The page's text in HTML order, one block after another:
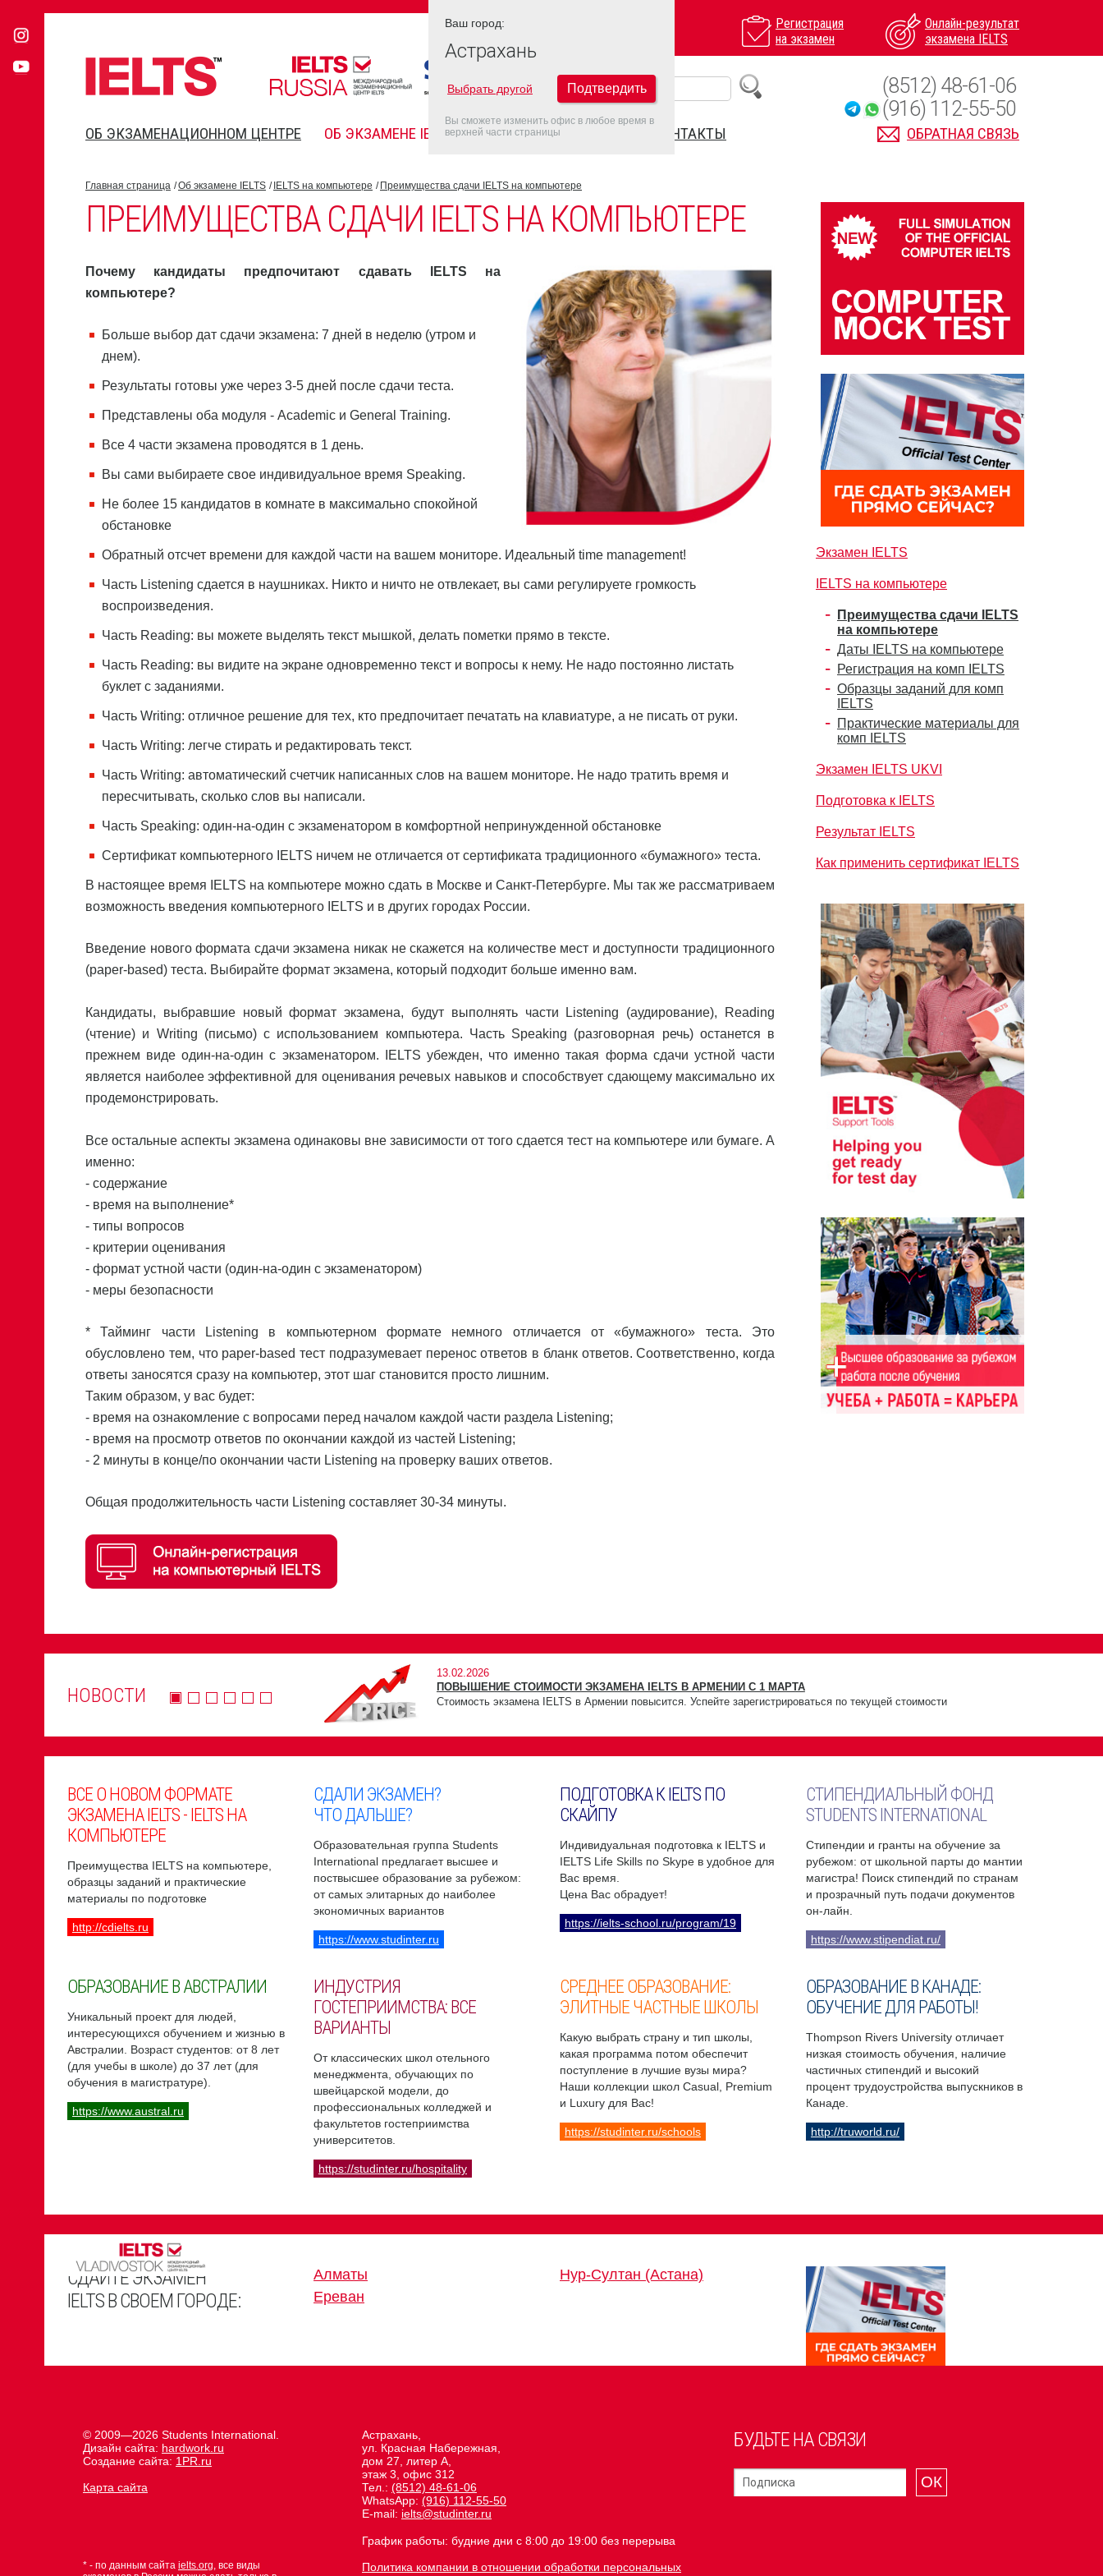
Регистрация
на экзамен
Онлайн-результат
экзамена IELTS
ОБ ЭКЗАМЕНАЦИОННОМ ЦЕНТРЕ ОБ ЭКЗАМЕНЕ IELTS FAQ ДАТЫ IELTS 2022 КОНТАКТЫ ОБРАТНАЯ СВЯЗЬ
(8512) 48-61-06
(916) 112-55-50
Главная страница Об экзамене IELTS IELTS на компьютере Преимущества сдачи IELTS на компьютере
ПРЕИМУЩЕСТВА СДАЧИ IELTS НА КОМПЬЮТЕРЕ
Почему кандидаты предпочитают сдавать IELTS на
компьютере?
Больше выбор дат сдачи экзамена: 7 дней в неделю (утром и
днем).
Результаты готовы уже через 3-5 дней после сдачи теста.
Представлены оба модуля - Academiс и General Training.
Все 4 части экзамена проводятся в 1 день.
Вы сами выбираете свое индивидуальное время Speaking.
Не более 15 кандидатов в комнате в максимально спокойной
обстановке
Обратный отсчет времени для каждой части на вашем мониторе. Идеальный time management!
Часть Listening сдается в наушниках. Никто и ничто не отвлекает, вы сами регулируете громкость
воспроизведения.
Часть Reading: вы можете выделять текст мышкой, делать пометки прямо в тексте.
Часть Reading: вы видите на экране одновременно текст и вопросы к нему. Не надо постоянно листать
буклет с заданиями.
Часть Writing: отличное решение для тех, кто предпочитает печатать на клавиатуре, а не писать от руки.
Часть Writing: легче стирать и редактировать текст.
Часть Writing: автоматический счетчик написанных слов на вашем мониторе. Не надо тратить время и
пересчитывать, сколько слов вы написали.
Часть Speaking: один-на-один с экзаменатором в комфортной непринужденной обстановке
Сертификат компьютерного IELTS ничем не отличается от сертификата традиционного «бумажного» теста.
В настоящее время IELTS на компьютере можно сдать в Москве и Санкт-Петербурге. Мы так же рассматриваем
возможность введения компьютерного IELTS и в других городах России.
Введение нового формата сдачи экзамена никак не скажется на количестве мест и доступности традиционного
(paper-based) теста. Выбирайте формат экзамена, который подходит больше именно вам.
Кандидаты, выбравшие новый формат экзамена, будут выполнять части Listening (аудирование), Reading
(чтение) и Writing (письмо) с использованием компьютера. Часть Speaking (разговорная речь) останется в
прежнем виде один-на-один с экзаменатором. IELTS убежден, что именно такая форма сдачи устной части
является наиболее эффективной для оценивания речевых навыков и способствует сдающему максимально их
продемонстрировать.
Все остальные аспекты экзамена одинаковы вне зависимости от того сдается тест на компьютере или бумаге. А
именно:
- содержание
- время на выполнение*
- типы вопросов
- критерии оценивания
- формат устной части (один-на-один с экзаменатором)
- меры безопасности
* Тайминг части Listening в компьютерном формате немного отличается от «бумажного» теста. Это
обусловлено тем, что paper-based тест подразумевает перенос ответов в бланк ответов. Соответственно, когда
ответы заносятся сразу на компьютер, этот шаг становится просто лишним.
Таким образом, у вас будет:
- время на ознакомление с вопросами перед началом каждой части раздела Listening;
- время на просмотр ответов по окончании каждой из частей Listening;
- 2 минуты в конце/по окончании части Listening на проверку ваших ответов.
Общая продолжительность части Listening составляет 30-34 минуты.
Экзамен IELTS
IELTS на компьютере
Преимущества сдачи IELTS
на компьютере
Даты IELTS на компьютере
Регистрация на комп IELTS
Образцы заданий для комп
IELTS
Практические материалы для
комп IELTS
Экзамен IELTS UKVI
Подготовка к IELTS
Результат IELTS
Как применить сертификат IELTS
НОВОСТИ
13.02.2026
ПОВЫШЕНИЕ СТОИМОСТИ ЭКЗАМЕНА IELTS В АРМЕНИИ С 1 МАРТА
Стоимость экзамена IELTS в Армении повысится. Успейте зарегистрироваться по текущей стоимости
ВСЕ О НОВОМ ФОРМАТЕ
ЭКЗАМЕНА IELTS - IELTS НА
КОМПЬЮТЕРЕ
Преимущества IELTS на компьютере,
образцы заданий и практические
материалы по подготовке
http://cdielts.ru
СДАЛИ ЭКЗАМЕН?
ЧТО ДАЛЬШЕ?
Образовательная группа Students
International предлагает высшее и
поствысшее образование за рубежом:
от самых элитарных до наиболее
экономичных вариантов
https://www.studinter.ru
ПОДГОТОВКА К IELTS ПО
СКАЙПУ
Индивидуальная подготовка к IELTS и
IELTS Life Skills по Skype в удобное для
Вас время.
Цена Вас обрадует!
https://ielts-school.ru/program/19
СТИПЕНДИАЛЬНЫЙ ФОНД
STUDENTS INTERNATIONAL
Стипендии и гранты на обучение за
рубежом: от школьной парты до мантии
магистра! Поиск стипендий по странам
и прозрачный путь подачи документов
он-лайн.
https://www.stipendiat.ru/
ОБРАЗОВАНИЕ В АВСТРАЛИИ
Уникальный проект для людей,
интересующихся обучением и жизнью в
Австралии. Возраст студентов: от 8 лет
(для учебы в школе) до 37 лет (для
обучения в магистратуре).
https://www.austral.ru
ИНДУСТРИЯ
ГОСТЕПРИИМСТВА: ВСЕ
ВАРИАНТЫ
От классических школ отельного
менеджмента, обучающих по
швейцарской модели, до
профессиональных колледжей и
факультетов гостеприимства
университетов.
https://studinter.ru/hospitality
СРЕДНЕЕ ОБРАЗОВАНИЕ:
ЭЛИТНЫЕ ЧАСТНЫЕ ШКОЛЫ
Какую выбрать страну и тип школы,
какая программа потом обеспечит
поступление в лучшие вузы мира?
Наши коллекции школ Casual, Premium
и Luxury для Вас!
https://studinter.ru/schools
ОБРАЗОВАНИЕ В КАНАДЕ:
ОБУЧЕНИЕ ДЛЯ РАБОТЫ!
Thompson Rivers University отличает
низкая стоимость обучения, наличие
частичных стипендий и высокий
процент трудоустройства выпускников в
Канаде.
http://truworld.ru/
СДАЙТЕ ЭКЗАМЕН
IELTS В СВОЕМ ГОРОДЕ:
Алматы
Ереван
Нур-Султан (Астана)
БУДЬТЕ НА СВЯЗИ
ОК
Астрахань,
ул. Красная Набережная,
дом 27, литер А,
этаж 3, офис 312
Тел.: (8512) 48-61-06
WhatsApp: (916) 112-55-50
E-mail: ielts@studinter.ru
График работы: будние дни с 8:00 до 19:00 без перерыва
Политика компании в отношении обработки персональных
© 2009—2026 Students International.
Дизайн сайта: hardwork.ru
Создание сайта: 1PR.ru
Карта сайта
* - по данным сайта ielts.org, все виды
Ваш город:
Астрахань
Выбрать другой Подтвердить
Вы сможете изменить офис в любое время в
верхней части страницы